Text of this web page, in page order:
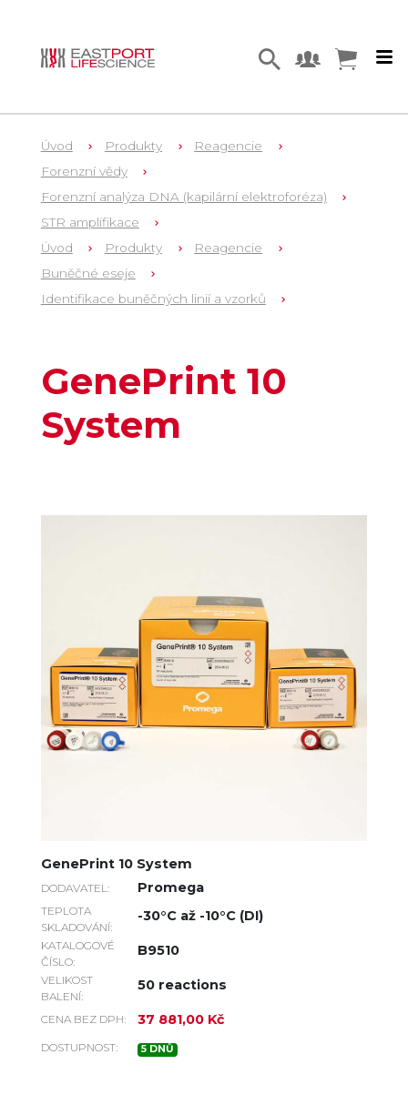
Úvod Produkty
Reagencie
Forenzní vědy
Forenzní analýza DNA (kapilární elektroforéza)
STR amplifikace
Úvod
Produkty
Reagencie
Buněčné eseje
Identifikace buněčných linií a vzorků
GenePrint 10
System
GenePrint 10 System
DODAVATEL: Promega
TEPLOTA
SKLADOVÁNÍ:
-30°C až -10°C (DI)
KATALOGOVÉ
ČÍSLO:
B9510
VELIKOST
BALENÍ:
50 reactions
CENA BEZ DPH: 37 881,00 Kč
DOSTUPNOST: 5 DNŮ